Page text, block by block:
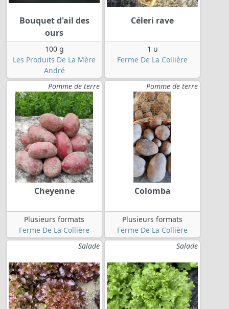
Bouquet d'ail des
ours
100 g
Les Produits De La Mère
André
Céleri rave
1 u
Ferme De La Collière
Pomme de terre
Cheyenne
Plusieurs formats
Ferme De La Collière
Pomme de terre
Colomba
Plusieurs formats
Ferme De La Collière
Salade
Salade